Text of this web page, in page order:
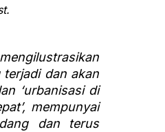
dan akan
‘urbanisasi di
mempunyai
dan terus